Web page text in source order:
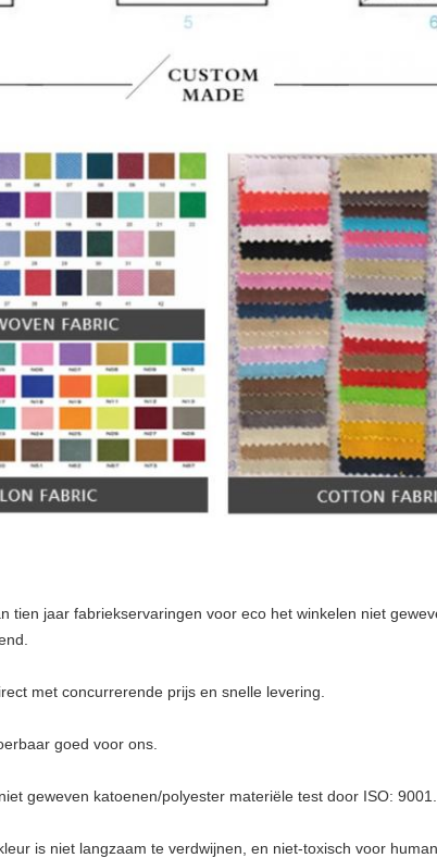
tien jaar fabriekservaringen voor eco het winkelen niet
met concurrerende prijs en snelle levering.
goed voor ons.
geweven katoenen/polyester materiële test door ISO: 9001.
is niet langzaam te verdwijnen, en niet-toxisch voor